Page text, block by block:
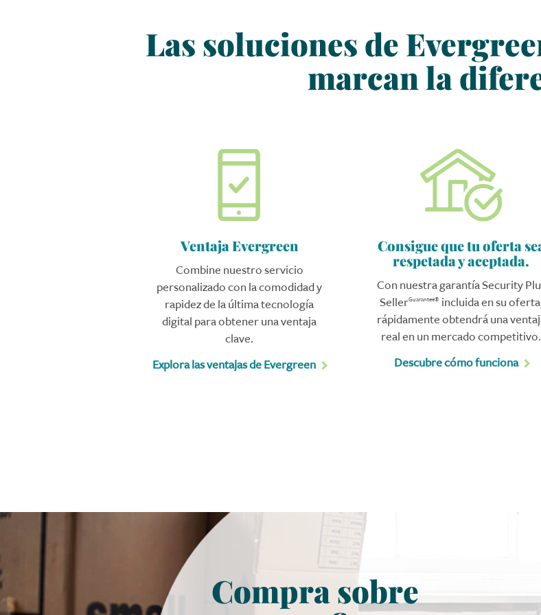
Las soluciones de
marcan la
Ventaja Evergreen
Combine nuestro servicio
personalizado con la comodidad y
rapidez de la última tecnología
digital para obtener una ventaja
clave.
Explora las ventajas de Evergreen
Consigue que tu oferta
respetada y aceptada.
Con nuestra garantía Security
SellerGuarantee® incluida en su
rápidamente obtendrá una
real en un mercado competitivo.
Descubre cómo funciona
Compra sobre